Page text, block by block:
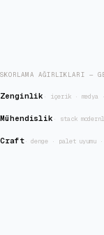
SKORLAMA AĞIRLIKLARI —
Zenginlik · içerik · medya
Mühendislik · stack
Craft·denge · palet uyumu